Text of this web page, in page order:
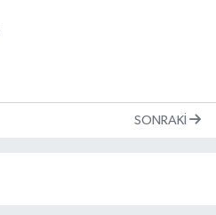
SONRAKI